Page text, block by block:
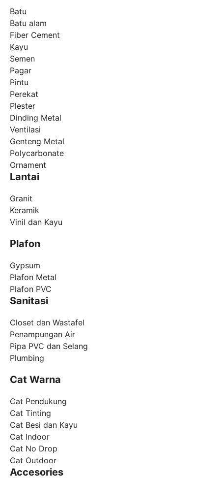
Batu
Batu alam
Fiber Cement
Kayu
Semen
Pagar
Pintu
Perekat
Plester
Dinding Metal
Ventilasi
Genteng Metal
Polycarbonate
Ornament
Lantai
Granit
Keramik
Vinil dan Kayu
Plafon
Gypsum
Plafon Metal
Plafon PVC
Sanitasi
Closet dan Wastafel
Penampungan Air
Pipa PVC dan Selang
Plumbing
Cat Warna
Cat Pendukung
Cat Tinting
Cat Besi dan Kayu
Cat Indoor
Cat No Drop
Cat Outdoor
Accesories